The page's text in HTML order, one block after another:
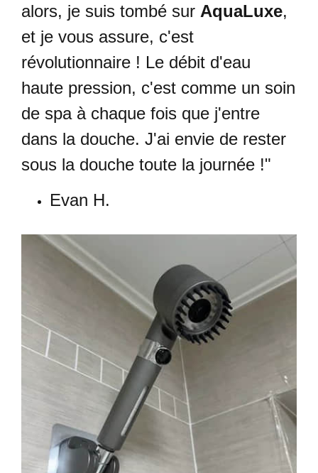
alors, je suis tombé sur AquaLuxe,
et je vous assure, c'est
révolutionnaire ! Le débit d'eau
haute pression, c'est comme un soin
de spa à chaque fois que j'entre
dans la douche. J'ai envie de rester
sous la douche toute la journée !"
Evan H.